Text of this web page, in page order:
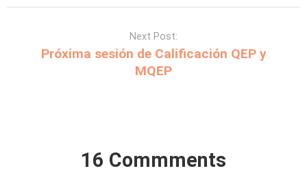
Next Post:
Próxima sesión de Calificación QEP y
MQEP
16 Commments